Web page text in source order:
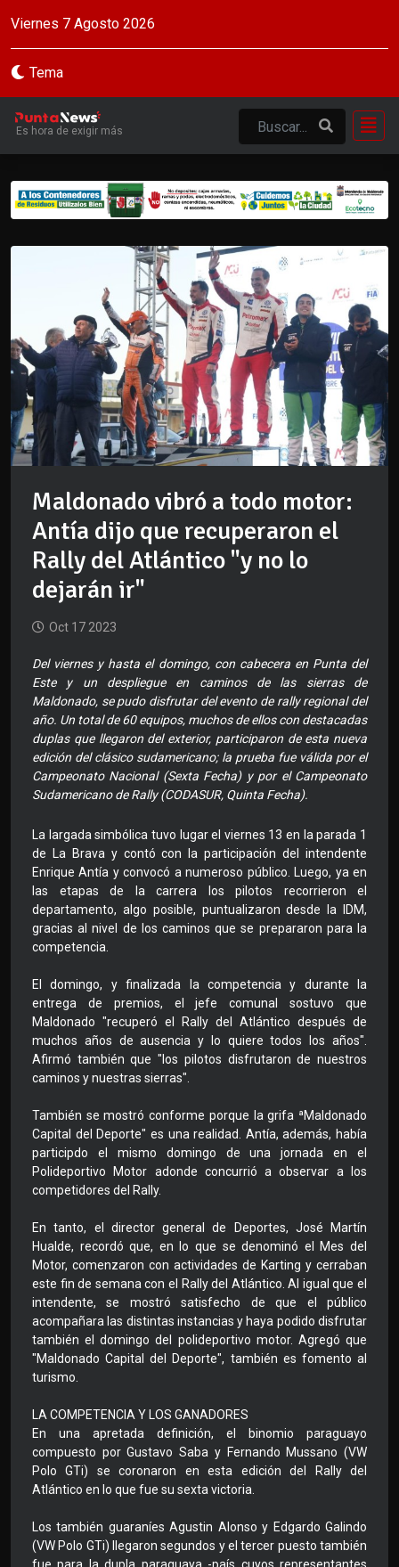
Viernes 7 Agosto 2026
Tema
Es hora de exigir más
Maldonado vibró a todo motor:
Antía dijo que recuperaron el
Rally del Atlántico "y no lo
dejarán ir"
Oct 17 2023
Del viernes y hasta el domingo, con cabecera en Punta del
Este y un despliegue en caminos de las sierras de
Maldonado, se pudo disfrutar del evento de rally regional del
año. Un total de 60 equipos, muchos de ellos con destacadas
duplas que llegaron del exterior, participaron de esta nueva
edición del clásico sudamericano; la prueba fue válida por el
Campeonato Nacional (Sexta Fecha) y por el Campeonato
Sudamericano de Rally (CODASUR, Quinta Fecha).
La largada simbólica tuvo lugar el viernes 13 en la parada 1
de La Brava y contó con la participación del intendente
Enrique Antía y convocó a numeroso público. Luego, ya en
las etapas de la carrera los pilotos recorrieron el
departamento, algo posible, puntualizaron desde la IDM,
gracias al nivel de los caminos que se prepararon para la
competencia.
El domingo, y finalizada la competencia y durante la
entrega de premios, el jefe comunal sostuvo que
Maldonado "recuperó el Rally del Atlántico después de
muchos años de ausencia y lo quiere todos los años".
Afirmó también que "los pilotos disfrutaron de nuestros
caminos y nuestras sierras".
También se mostró conforme porque la grifa ªMaldonado
Capital del Deporte" es una realidad. Antía, además, había
participdo el mismo domingo de una jornada en el
Polideportivo Motor adonde concurrió a observar a los
competidores del Rally.
En tanto, el director general de Deportes, José Martín
Hualde, recordó que, en lo que se denominó el Mes del
Motor, comenzaron con actividades de Karting y cerraban
este fin de semana con el Rally del Atlántico. Al igual que el
intendente, se mostró satisfecho de que el público
acompañara las distintas instancias y haya podido disfrutar
también el domingo del polideportivo motor. Agregó que
"Maldonado Capital del Deporte", también es fomento al
turismo.
LA COMPETENCIA Y LOS GANADORES
En una apretada definición, el binomio paraguayo
compuesto por Gustavo Saba y Fernando Mussano (VW
Polo GTi) se coronaron en esta edición del Rally del
Atlántico en lo que fue su sexta victoria.
Los también guaraníes Agustin Alonso y Edgardo Galindo
(VW Polo GTi) llegaron segundos y el tercer puesto también